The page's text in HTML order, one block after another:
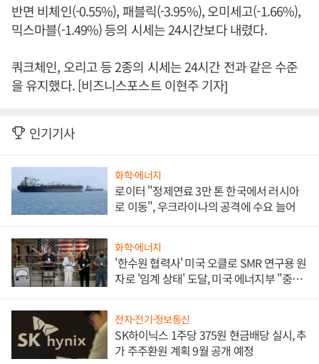
반면 비체인(-0.55%), 패블릭(-3.95%), 오미세고(-1.66%),
믹스마블(-1.49%) 등의 시세는 24시간보다 내렸다.
쿼크체인, 오리고 등 2종의 시세는 24시간 전과 같은 수준
을 유지했다. [비즈니스포스트 이현주 기자]
인기기사
화학·에너지
로이터 "정제연료 3만 톤 한국에서 러시아
로 이동", 우크라이나의 공격에 수요 늘어
화학·에너지
'한수원 협력사' 미국 오클로 SMR 연구용 원
자로 '임계 상태' 도달, 미국 에너지부 "중요
전자·전기·정보통신
SK하이닉스 1주당 375원 현금배당 실시, 추
가 주주환원 계획 9월 공개 예정